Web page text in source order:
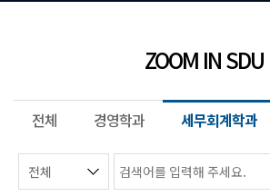
ZOOM IN SDU
전체 경영학과 세무회계학과